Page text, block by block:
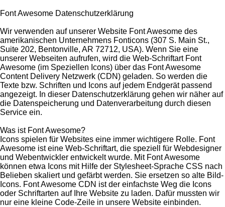
Font Awesome Datenschutzerklärung
Wir verwenden auf unserer Website Font Awesome des
amerikanischen Unternehmens Fonticons (307 S. Main St.,
Suite 202, Bentonville, AR 72712, USA). Wenn Sie eine
unserer Webseiten aufrufen, wird die Web-Schriftart Font
Awesome (im Speziellen Icons) über das Font Awesome
Content Delivery Netzwerk (CDN) geladen. So werden die
Texte bzw. Schriften und Icons auf jedem Endgerät passend
angezeigt. In dieser Datenschutzerklärung gehen wir näher auf
die Datenspeicherung und Datenverarbeitung durch diesen
Service ein.
Was ist Font Awesome?
Icons spielen für Websites eine immer wichtigere Rolle. Font
Awesome ist eine Web-Schriftart, die speziell für Webdesigner
und Webentwickler entwickelt wurde. Mit Font Awesome
können etwa Icons mit Hilfe der Stylesheet-Sprache CSS nach
Belieben skaliert und gefärbt werden. Sie ersetzen so alte Bild-
Icons. Font Awesome CDN ist der einfachste Weg die Icons
oder Schriftarten auf Ihre Website zu laden. Dafür mussten wir
nur eine kleine Code-Zeile in unsere Website einbinden.